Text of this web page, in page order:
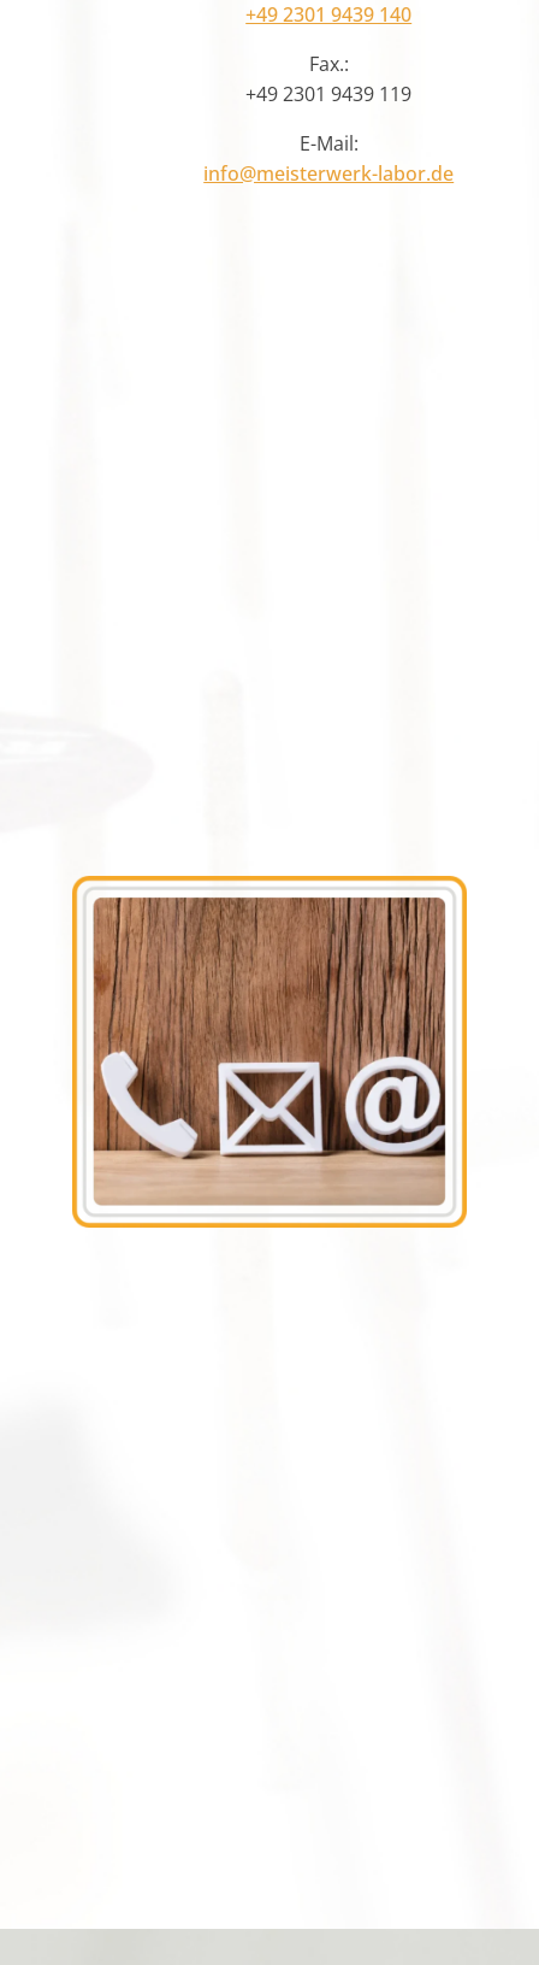
+49 2301 9439 140
Fax.:
+49 2301 9439 119
E-Mail:
info@meisterwerk-labor.de